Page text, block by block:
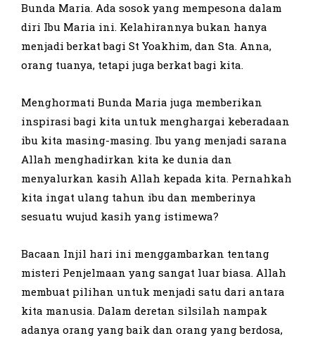
Bunda Maria. Ada sosok yang mempesona dalam
diri Ibu Maria ini. Kelahirannya bukan hanya
menjadi berkat bagi St Yoakhim, dan Sta. Anna,
orang tuanya, tetapi juga berkat bagi kita.
Menghormati Bunda Maria juga memberikan
inspirasi bagi kita untuk menghargai keberadaan
ibu kita masing-masing. Ibu yang menjadi sarana
Allah menghadirkan kita ke dunia dan
menyalurkan kasih Allah kepada kita. Pernahkah
kita ingat ulang tahun ibu dan memberinya
sesuatu wujud kasih yang istimewa?
Bacaan Injil hari ini menggambarkan tentang
misteri Penjelmaan yang sangat luar biasa. Allah
membuat pilihan untuk menjadi satu dari antara
kita manusia. Dalam deretan silsilah nampak
adanya orang yang baik dan orang yang berdosa,